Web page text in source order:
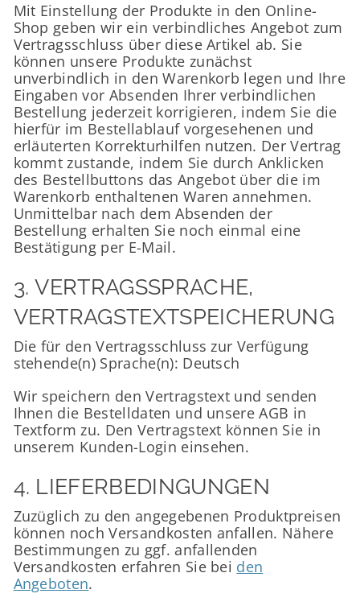
Mit Einstellung der Produkte in den Online-
Shop geben wir ein verbindliches Angebot zum
Vertragsschluss über diese Artikel ab. Sie
können unsere Produkte zunächst
unverbindlich in den Warenkorb legen und Ihre
Eingaben vor Absenden Ihrer verbindlichen
Bestellung jederzeit korrigieren, indem Sie die
hierfür im Bestellablauf vorgesehenen und
erläuterten Korrekturhilfen nutzen. Der Vertrag
kommt zustande, indem Sie durch Anklicken
des Bestellbuttons das Angebot über die im
Warenkorb enthaltenen Waren annehmen.
Unmittelbar nach dem Absenden der
Bestellung erhalten Sie noch einmal eine
Bestätigung per E-Mail.
3. VERTRAGSSPRACHE,
VERTRAGSTEXTSPEICHERUNG
Die für den Vertragsschluss zur Verfügung
stehende(n) Sprache(n): Deutsch
Wir speichern den Vertragstext und senden
Ihnen die Bestelldaten und unsere AGB in
Textform zu. Den Vertragstext können Sie in
unserem Kunden-Login einsehen.
4. LIEFERBEDINGUNGEN
Zuzüglich zu den angegebenen Produktpreisen
können noch Versandkosten anfallen. Nähere
Bestimmungen zu ggf. anfallenden
Versandkosten erfahren Sie bei den
Angeboten.